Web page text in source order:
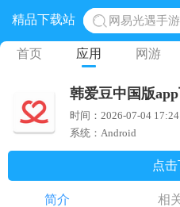
精品下载站
网易光遇手
黎明觉醒生
奥特曼王者
地铁跑酷体
首页 应用 网游
韩爱豆中国版
时间：2026-07-04 17:24
系统：Android
点
简介 相